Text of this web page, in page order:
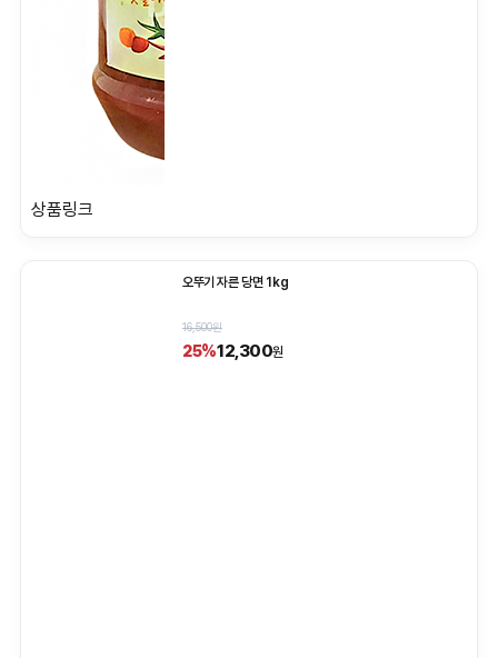
상품링크
오뚜기 자른 당면 1kg
16,500원
25%12,300원